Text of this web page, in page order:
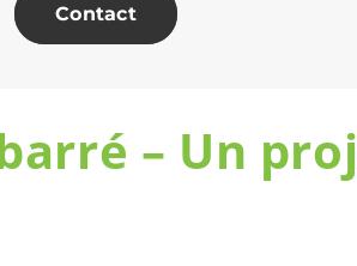
Contact
– Un